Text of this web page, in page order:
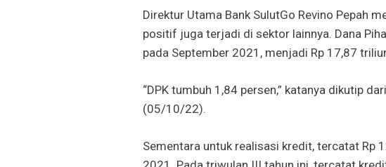
Direktur Utama Bank SulutGo Revino Pepah
positif juga terjadi di sektor lainnya. Dana
pada September 2021, menjadi Rp 17,87
“DPK tumbuh 1,84 persen,” katanya dikutip
(05/10/22).
Sementara untuk realisasi kredit, tercatat Rp